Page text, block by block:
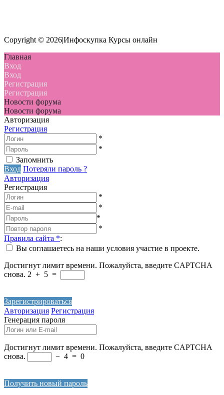
Copyright © 2026|Инфоскупка Курсы онлайн
Главная
Вход
Вход
Регистрация
Регистрация
Новости форума
Новости форума
Авторизация
Регистрация
*
*
Запомнить
Вход Потеряли пароль ?
Авторизация
Регистрация
*
*
*
*
Правила сайта *:
Вы соглашаетесь на наши условия участие в проекте.
Достигнут лимит времени. Пожалуйста, введите CAPTCHA
снова. 2 + 5 =
Зарегистрироваться
Авторизация Регистрация
Генерация пароля
Достигнут лимит времени. Пожалуйста, введите CAPTCHA
снова.
− 4 = 0
Получить новый пароль